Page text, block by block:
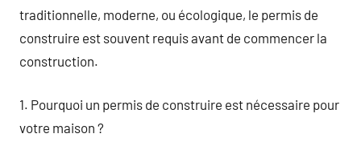
traditionnelle, moderne, ou écologique, le permis de
construire est souvent requis avant de commencer la
construction.
1. Pourquoi un permis de construire est nécessaire pour
votre maison ?